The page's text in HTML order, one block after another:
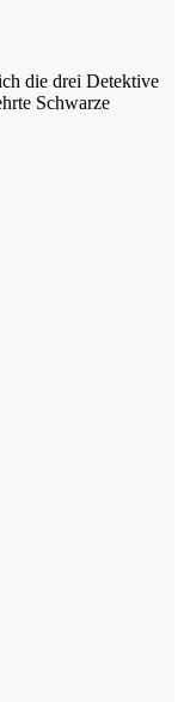
die drei Detektive
Schwarze